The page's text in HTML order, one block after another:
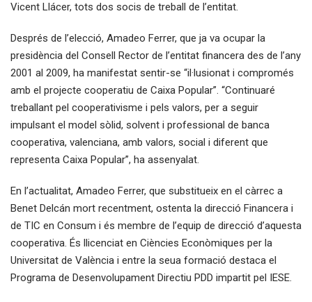
Vicent Llácer, tots dos socis de treball de l’entitat.
Després de l’elecció, Amadeo Ferrer, que ja va ocupar la
presidència del Consell Rector de l’entitat financera des de l’any
2001 al 2009, ha manifestat sentir-se “il·lusionat i compromés
amb el projecte cooperatiu de Caixa Popular”. “Continuaré
treballant pel cooperativisme i pels valors, per a seguir
impulsant el model sòlid, solvent i professional de banca
cooperativa, valenciana, amb valors, social i diferent que
representa Caixa Popular”, ha assenyalat.
En l’actualitat, Amadeo Ferrer, que substitueix en el càrrec a
Benet Delcán mort recentment, ostenta la direcció Financera i
de TIC en Consum i és membre de l’equip de direcció d’aquesta
cooperativa. És llicenciat en Ciències Econòmiques per la
Universitat de València i entre la seua formació destaca el
Programa de Desenvolupament Directiu PDD impartit pel IESE.